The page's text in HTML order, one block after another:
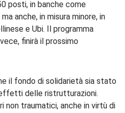
posti, in banche come
anche, in misura minore, in
e Ubi. Il programma
finirà il prossimo
il fondo di solidarietà sia stato
delle ristrutturazioni.
non traumatici, anche in virtù di